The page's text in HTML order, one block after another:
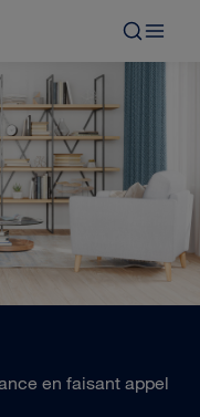
en faisant appel